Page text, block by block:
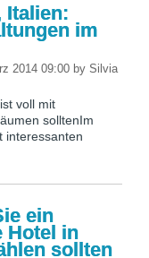
Italien:
im
2014 09:00 by Silvia
voll mit
solltenIm
interessanten
ein
Hotel in
sollten